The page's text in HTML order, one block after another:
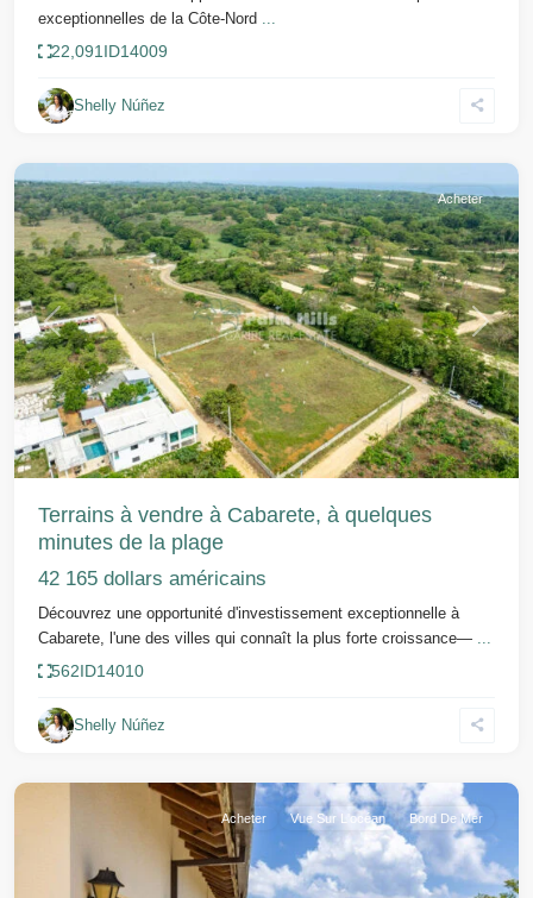
exceptionnelles de la Côte-Nord ...
22,091ID14009
Shelly Núñez
Précédent Suivant
Acheter
Terrains à vendre à Cabarete, à quelques
minutes de la plage
42 165 dollars américains
Découvrez une opportunité d'investissement exceptionnelle à
Cabarete, l'une des villes qui connaît la plus forte croissance— ...
562ID14010
Shelly Núñez
Acheter Vue Sur L'océan Bord De Mer